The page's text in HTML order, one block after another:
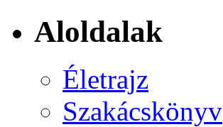
Aloldalak
Életrajz
Szakácskönyv